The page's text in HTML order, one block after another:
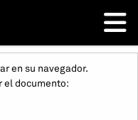
en su navegador.
el documento: